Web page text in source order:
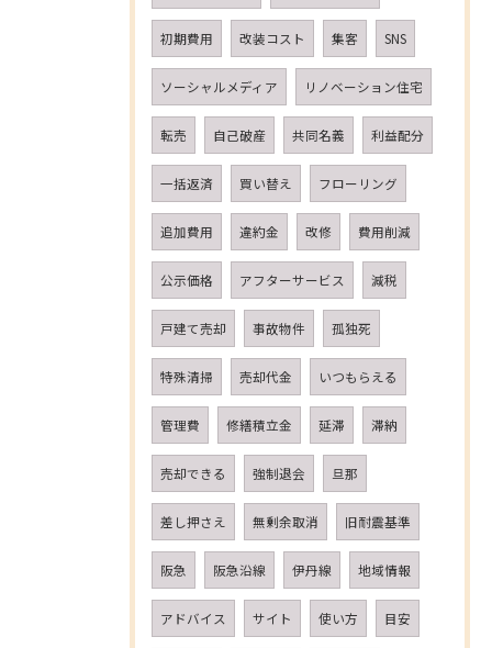
初期費用 改装コスト 集客 SNS
ソーシャルメディア リノベーション住宅
転売 自己破産 共同名義 利益配分
一括返済 買い替え フローリング
追加費用 違約金 改修 費用削減
公示価格 アフターサービス 減税
戸建て売却 事故物件 孤独死
特殊清掃 売却代金 いつもらえる
管理費 修繕積立金 延滞 滞納
売却できる 強制退会 旦那
差し押さえ 無剰余取消 旧耐震基準
阪急 阪急沿線 伊丹線 地域情報
アドバイス サイト 使い方 目安